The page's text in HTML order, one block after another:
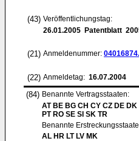
(43) Veröffentlichungstag:
26.01.2005 Patentblatt
(21) Anmeldenummer:
(22) Anmeldetag: 16.07.2004
(84) Benannte Vertragsstaaten:
AT BE BG CH CY CZ DE
PT RO SE SI SK TR
Benannte
AL HR LT LV MK